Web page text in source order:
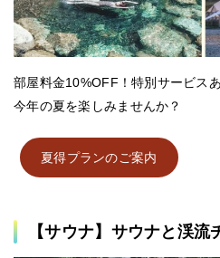
部屋料金10%OFF！特別サービス
今年の夏を楽しみませんか？
夏得プランのご案内
【サウナ】サウナと渓流